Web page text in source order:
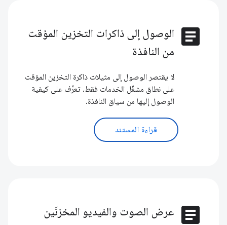
article الوصول إلى ذاكرات التخزين المؤقت
من النافذة
لا يقتصر الوصول إلى مثيلات ذاكرة التخزين المؤقت
على نطاق مشغّل الخدمات فقط. تعرَّف على كيفية
الوصول إليها من سياق النافذة.
قراءة المستند
article عرض الصوت والفيديو المخزنَين